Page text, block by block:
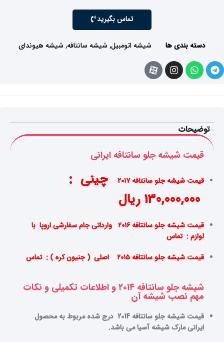
تماس بگیرید
دسته بندی ها شیشه اتومبیل,شیشه سانتافه,شیشه هیوندای
توضیحات
قیمت شیشه جلو سانتافه ایرانی
قیمت شیشه جلو سانتافه ۲۰۱۷
چینی :
قیمت شیشه جلو سانتافه ۲۰۱۶ وارداتی جام سفارشی اروپا با
لوازم : تماس
قیمت شیشه جلو سانتافه ۲۰۱۵
اصلی ( جنیون کره ) : تماس
شیشه جلو سانتافه ۲۰۱۴ و اطلاعات تکمیلی و نکات
مهم نصب شیشه آن
قیمت شیشه جلو سانتافه 2014 درج شده مربوط به محصول
ایرانی مارک شیشه آسیا می باشد.